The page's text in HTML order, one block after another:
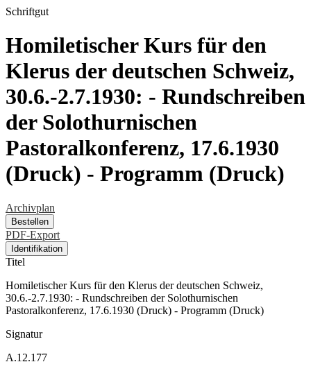
Schriftgut
Homiletischer Kurs für den
Klerus der deutschen Schweiz,
30.6.-2.7.1930: - Rundschreiben
der Solothurnischen
Pastoralkonferenz, 17.6.1930
(Druck) - Programm (Druck)
Archivplan
Bestellen
PDF-Export
Identifikation
Titel
Homiletischer Kurs für den Klerus der deutschen Schweiz,
30.6.-2.7.1930: - Rundschreiben der Solothurnischen
Pastoralkonferenz, 17.6.1930 (Druck) - Programm (Druck)
Signatur
A.12.177